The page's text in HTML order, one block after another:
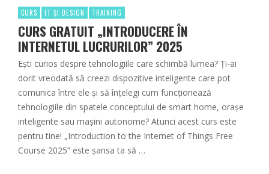
CURS IT ȘI DESIGN TRAINING
CURS GRATUIT „INTRODUCERE ÎN
INTERNETUL LUCRURILOR” 2025
Ești curios despre tehnologiile care schimbă lumea? Ți-ai
dorit vreodată să creezi dispozitive inteligente care pot
comunica între ele și să înțelegi cum funcționează
tehnologiile din spatele conceptului de smart home, orașe
inteligente sau mașini autonome? Atunci acest curs este
pentru tine! „Introduction to the Internet of Things Free
Course 2025” este șansa ta să …